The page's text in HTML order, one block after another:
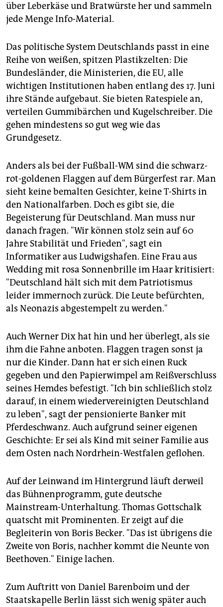
über Leberkäse und Bratwürste her und sammeln
jede Menge Info-Material.
Das politische System Deutschlands passt in eine
Reihe von weißen, spitzen Plastikzelten: Die
Bundesländer, die Ministerien, die EU, alle
wichtigen Institutionen haben entlang des 17. Juni
ihre Stände aufgebaut. Sie bieten Ratespiele an,
verteilen Gummibärchen und Kugelschreiber. Die
gehen mindestens so gut weg wie das
Grundgesetz.
Anders als bei der Fußball-WM sind die schwarz-
rot-goldenen Flaggen auf dem Bürgerfest rar. Man
sieht keine bemalten Gesichter, keine T-Shirts in
den Nationalfarben. Doch es gibt sie, die
Begeisterung für Deutschland. Man muss nur
danach fragen. "Wir können stolz sein auf 60
Jahre Stabilität und Frieden", sagt ein
Informatiker aus Ludwigshafen. Eine Frau aus
Wedding mit rosa Sonnenbrille im Haar kritisiert:
"Deutschland hält sich mit dem Patriotismus
leider immernoch zurück. Die Leute befürchten,
als Neonazis abgestempelt zu werden."
Auch Werner Dix hat hin und her überlegt, als sie
ihm die Fahne anboten. Flaggen tragen sonst ja
nur die Kinder. Dann hat er sich einen Ruck
gegeben und den Papierwimpel am Reißverschluss
seines Hemdes befestigt. "Ich bin schließlich stolz
darauf, in einem wiedervereinigten Deutschland
zu leben", sagt der pensionierte Banker mit
Pferdeschwanz. Auch aufgrund seiner eigenen
Geschichte: Er sei als Kind mit seiner Familie aus
dem Osten nach Nordrhein-Westfalen geflohen.
Auf der Leinwand im Hintergrund läuft derweil
das Bühnenprogramm, gute deutsche
Mainstream-Unterhaltung. Thomas Gottschalk
quatscht mit Prominenten. Er zeigt auf die
Begleiterin von Boris Becker. "Das ist übrigens die
Zweite von Boris, nachher kommt die Neunte von
Beethoven." Einige lachen.
Zum Auftritt von Daniel Barenboim und der
Staatskapelle Berlin lässt sich wenig später auch